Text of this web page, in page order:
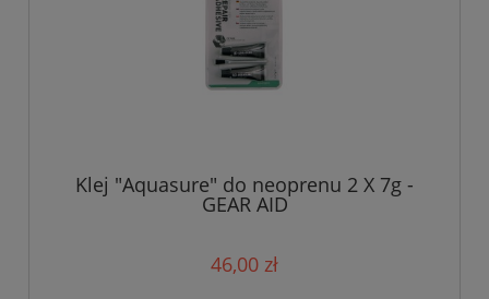
Klej "Aquasure" do neoprenu 2 X 7g -
GEAR AID
46,00 zł